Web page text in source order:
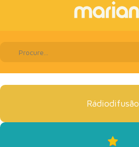
Rádiodifusão